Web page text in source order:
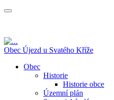
Obec Újezd u Svatého Kříže
Obec
Historie
Historie obce
Územní plán